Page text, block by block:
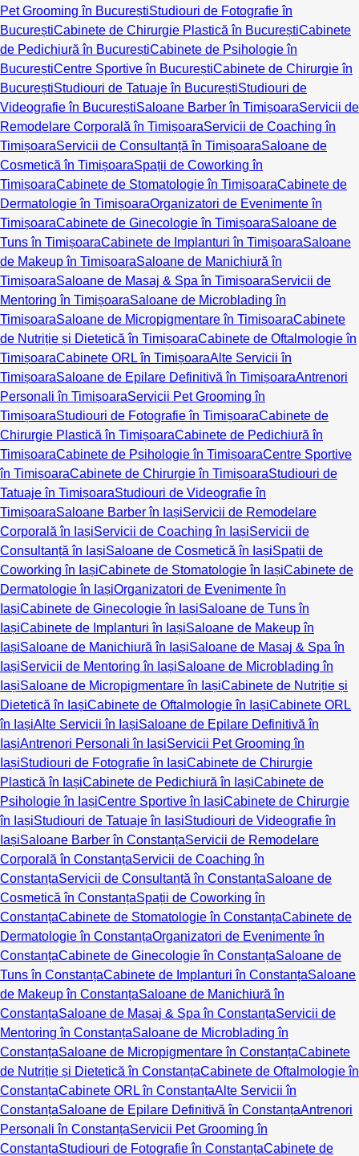
Pet Grooming în BucureștiStudiouri de Fotografie în
BucureștiCabinete de Chirurgie Plastică în BucureștiCabinete
de Pedichiură în BucureștiCabinete de Psihologie în
BucureștiCentre Sportive în BucureștiCabinete de Chirurgie în
BucureștiStudiouri de Tatuaje în BucureștiStudiouri de
Videografie în BucureștiSaloane Barber în TimișoaraServicii de
Remodelare Corporală în TimișoaraServicii de Coaching în
TimișoaraServicii de Consultanță în TimișoaraSaloane de
Cosmetică în TimișoaraSpații de Coworking în
TimișoaraCabinete de Stomatologie în TimișoaraCabinete de
Dermatologie în TimișoaraOrganizatori de Evenimente în
TimișoaraCabinete de Ginecologie în TimișoaraSaloane de
Tuns în TimișoaraCabinete de Implanturi în TimișoaraSaloane
de Makeup în TimișoaraSaloane de Manichiură în
TimișoaraSaloane de Masaj & Spa în TimișoaraServicii de
Mentoring în TimișoaraSaloane de Microblading în
TimișoaraSaloane de Micropigmentare în TimișoaraCabinete
de Nutriție și Dietetică în TimișoaraCabinete de Oftalmologie în
TimișoaraCabinete ORL în TimișoaraAlte Servicii în
TimișoaraSaloane de Epilare Definitivă în TimișoaraAntrenori
Personali în TimișoaraServicii Pet Grooming în
TimișoaraStudiouri de Fotografie în TimișoaraCabinete de
Chirurgie Plastică în TimișoaraCabinete de Pedichiură în
TimișoaraCabinete de Psihologie în TimișoaraCentre Sportive
în TimișoaraCabinete de Chirurgie în TimișoaraStudiouri de
Tatuaje în TimișoaraStudiouri de Videografie în
TimișoaraSaloane Barber în IașiServicii de Remodelare
Corporală în IașiServicii de Coaching în IașiServicii de
Consultanță în IașiSaloane de Cosmetică în IașiSpații de
Coworking în IașiCabinete de Stomatologie în IașiCabinete de
Dermatologie în IașiOrganizatori de Evenimente în
IașiCabinete de Ginecologie în IașiSaloane de Tuns în
IașiCabinete de Implanturi în IașiSaloane de Makeup în
IașiSaloane de Manichiură în IașiSaloane de Masaj & Spa în
IașiServicii de Mentoring în IașiSaloane de Microblading în
IașiSaloane de Micropigmentare în IașiCabinete de Nutriție și
Dietetică în IașiCabinete de Oftalmologie în IașiCabinete ORL
în IașiAlte Servicii în IașiSaloane de Epilare Definitivă în
IașiAntrenori Personali în IașiServicii Pet Grooming în
IașiStudiouri de Fotografie în IașiCabinete de Chirurgie
Plastică în IașiCabinete de Pedichiură în IașiCabinete de
Psihologie în IașiCentre Sportive în IașiCabinete de Chirurgie
în IașiStudiouri de Tatuaje în IașiStudiouri de Videografie în
IașiSaloane Barber în ConstanțaServicii de Remodelare
Corporală în ConstanțaServicii de Coaching în
ConstanțaServicii de Consultanță în ConstanțaSaloane de
Cosmetică în ConstanțaSpații de Coworking în
ConstanțaCabinete de Stomatologie în ConstanțaCabinete de
Dermatologie în ConstanțaOrganizatori de Evenimente în
ConstanțaCabinete de Ginecologie în ConstanțaSaloane de
Tuns în ConstanțaCabinete de Implanturi în ConstanțaSaloane
de Makeup în ConstanțaSaloane de Manichiură în
ConstanțaSaloane de Masaj & Spa în ConstanțaServicii de
Mentoring în ConstanțaSaloane de Microblading în
ConstanțaSaloane de Micropigmentare în ConstanțaCabinete
de Nutriție și Dietetică în ConstanțaCabinete de Oftalmologie în
ConstanțaCabinete ORL în ConstanțaAlte Servicii în
ConstanțaSaloane de Epilare Definitivă în ConstanțaAntrenori
Personali în ConstanțaServicii Pet Grooming în
ConstanțaStudiouri de Fotografie în ConstanțaCabinete de